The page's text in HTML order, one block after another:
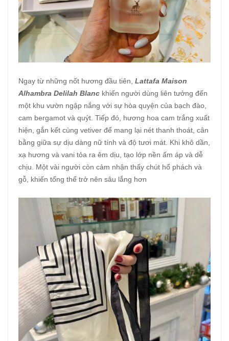
Ngay từ những nốt hương đầu tiên, Lattafa Maison
Alhambra Delilah Blanc khiến người dùng liên tưởng đến
một khu vườn ngập nắng với sự hòa quyện của bạch đào,
cam bergamot và quýt. Tiếp đó, hương hoa cam trắng xuất
hiện, gắn kết cùng vetiver để mang lại nét thanh thoát, cân
bằng giữa sự dịu dàng nữ tính và độ tươi mát. Khi khô dần,
xạ hương và vani tỏa ra êm dịu, tạo lớp nền ấm áp và dễ
chịu. Một vài người còn cảm nhận thấy chút hổ phách và
gỗ, khiến tổng thể trở nên sâu lắng hơn